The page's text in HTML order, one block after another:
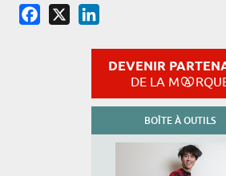
Facebook
DEVENIR
DE LA M
BOÎTE À OUTILS